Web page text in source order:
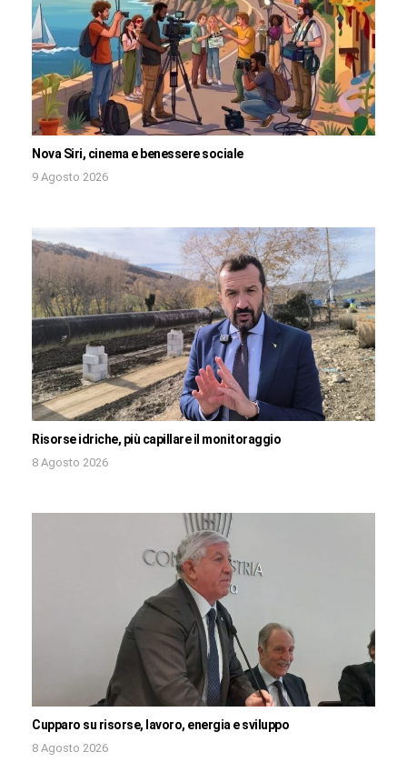
Nova Siri, cinema e benessere sociale
9 Agosto 2026
Risorse idriche, più capillare il monitoraggio
8 Agosto 2026
Cupparo su risorse, lavoro, energia e sviluppo
8 Agosto 2026